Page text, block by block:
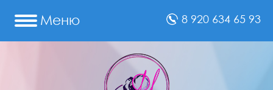
Меню 8 920 634 65 93